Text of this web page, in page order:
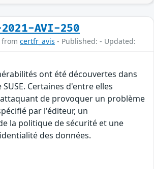
2021-AVI-250
certfr_avis - Published: - Updated:
ont été découvertes dans
Certaines d'entre elles
de provoquer un problème
par l'éditeur, un
la politique de sécurité et une
des données.